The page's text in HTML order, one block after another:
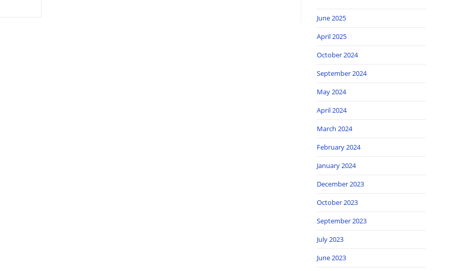
June 2025
April 2025
October 2024
September 2024
May 2024
April 2024
March 2024
February 2024
January 2024
December 2023
October 2023
September 2023
July 2023
June 2023